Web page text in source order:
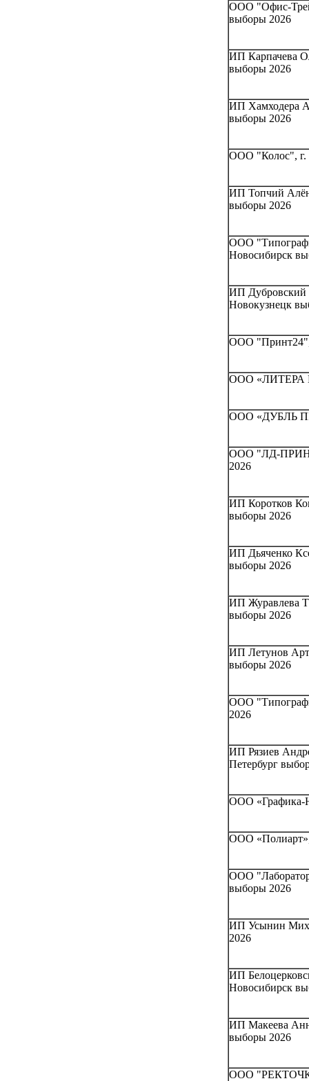
ООО "Офис-
выборы 2026
ИП Карпачева
выборы 2026
ИП Хамходера
выборы 2026
ООО "Колос", г.
ИП Топчий
выборы 2026
ООО
Новосибирск
ИП Дубровский
Новокузнецк
ООО "Принт24",
ООО «ЛИТЕРА
ООО «ДУБЛЬ
ООО "ЛД-
2026
ИП Коротков
выборы 2026
ИП Дьяченко
выборы 2026
ИП Журавлева
выборы 2026
ИП Летунов
выборы 2026
ООО
2026
ИП Рязиев
Петербург
ООО «Графика-
ООО
ООО
выборы 2026
ИП Усынин
2026
ИП
Новосибирск
ИП Макеева
выборы 2026
ООО